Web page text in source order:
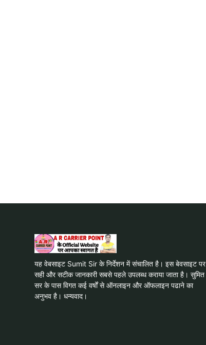
यह वेबसाइट Sumit Sir के निर्देशन में संचालित है। इस बेवसाइट पर
सही और सटीक जानकारी सबसे पहले उपलब्ध कराया जाता है। सुमित
सर के पास विगत कई वर्षों से ऑनलाइन और ऑफलाइन पढाने का
अनुभव है। धन्यवाद।